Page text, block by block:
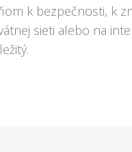
k bezpečnosti, k
sieti alebo na